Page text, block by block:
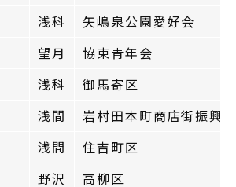
浅科
矢嶋泉公園愛好会
望月
協東青年会
浅科
御馬寄区
浅間
岩村田本町商店街振興
浅間
住吉町区
野沢
高柳区